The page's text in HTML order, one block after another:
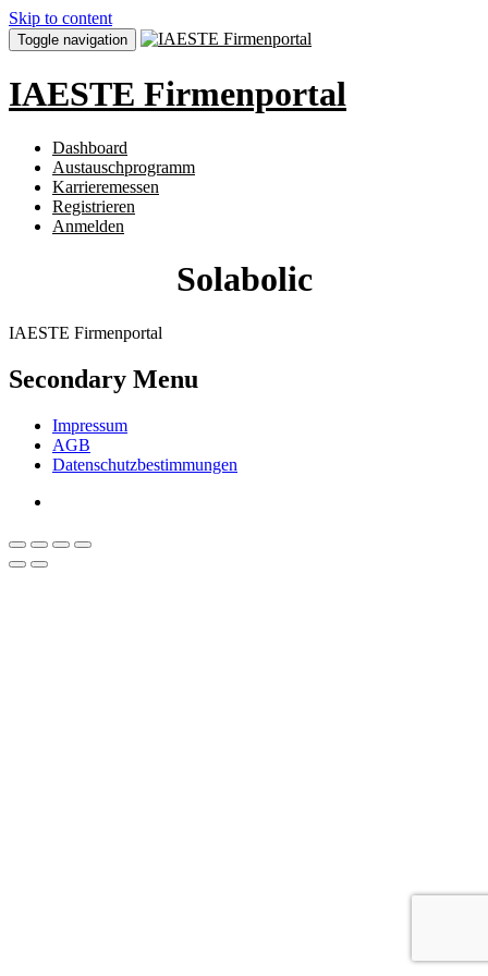
Skip to content
Toggle navigation
IAESTE Firmenportal
Dashboard
Austauschprogramm
Karrieremessen
Registrieren
Anmelden
Solabolic
IAESTE Firmenportal
Secondary Menu
Impressum
AGB
Datenschutzbestimmungen